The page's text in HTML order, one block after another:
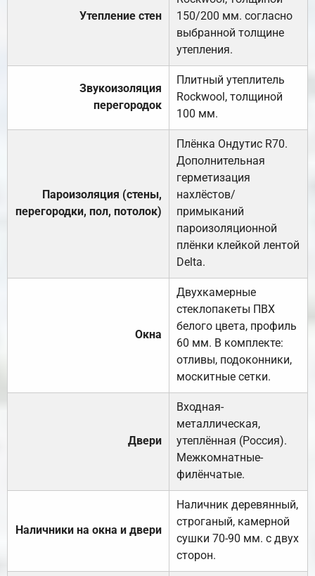
Утепление стен
150/200 мм. согласно
выбранной толщине
утепления.
Звукоизоляция
перегородок
Плитный утеплитель
Rockwool, толщиной
100 мм.
Пароизоляция (стены,
перегородки, пол, потолок)
Плёнка Ондутис R70.
Дополнительная
герметизация
нахлёстов/
примыканий
пароизоляционной
плёнки клейкой лентой
Delta.
Окна
Двухкамерные
стеклопакеты ПВХ
белого цвета, профиль
60 мм. В комплекте:
отливы, подоконники,
москитные сетки.
Двери
Входная-
металлическая,
утеплённая (Россия).
Межкомнатные-
филёнчатые.
Наличники на окна и двери
Наличник деревянный,
строганый, камерной
сушки 70-90 мм. с двух
сторон.